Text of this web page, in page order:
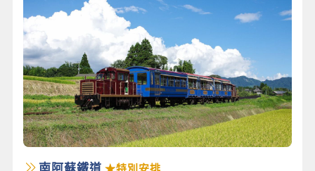
★特別安排